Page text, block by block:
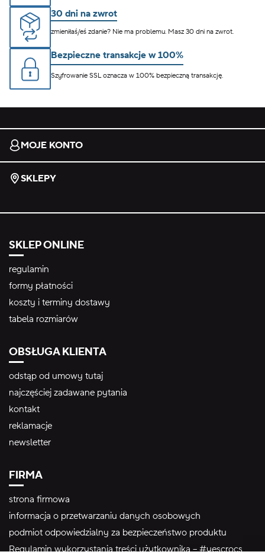
30 dni na zwrot
zmieniłaś/eś zdanie? Nie ma problemu. Masz 30 dni na zwrot.
Bezpieczne transakcje w 100%
Szyfrowanie SSL oznacza w 100% bezpieczną transakcję.
MOJE KONTO
SKLEPY
SKLEP ONLINE
regulamin
formy płatności
koszty i terminy dostawy
tabela rozmiarów
OBSŁUGA KLIENTA
odstąp od umowy tutaj
najczęściej zadawane pytania
kontakt
reklamacje
newsletter
FIRMA
strona firmowa
informacja o przetwarzaniu danych osobowych
podmiot odpowiedzialny za bezpieczeństwo produktu
Regulamin wykorzystania treści użytkownika – #yescrocs